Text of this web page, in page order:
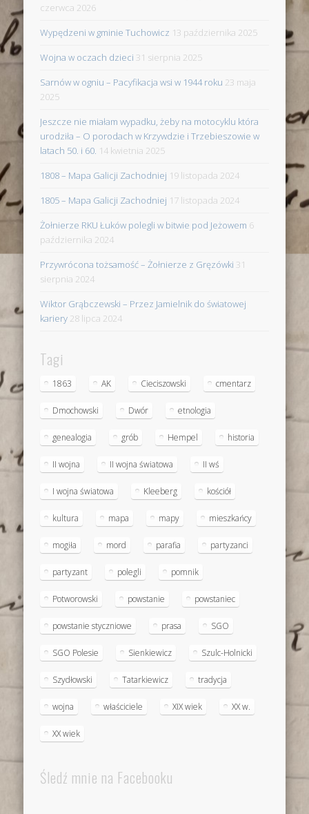
czerwca 2026
Wypędzeni w gminie Tuchowicz 13 października 2025
Wojna w oczach dzieci 31 sierpnia 2025
Sarnów w ogniu – Pacyfikacja wsi w 1944 roku 23 maja
2025
Jeszcze nie miałam wypadku, żeby na motocyklu która
urodziła – O porodach w Krzywdzie i Trzebieszowie w
latach 50. i 60. 14 kwietnia 2025
1808 – Mapa Galicji Zachodniej 19 listopada 2024
1805 – Mapa Galicji Zachodniej 17 listopada 2024
Żołnierze RKU Łuków polegli w bitwie pod Jeżowem 6
października 2024
Przywrócona tożsamość – Żołnierze z Gręzówki 31
sierpnia 2024
Wiktor Grąbczewski – Przez Jamielnik do światowej
kariery 28 lipca 2024
Tagi
1863 AK Cieciszowski cmentarz
Dmochowski Dwór etnologia
genealogia grób Hempel historia
II wojna II wojna światowa II wś
I wojna światowa Kleeberg kościół
kultura mapa mapy mieszkańcy
mogiła mord parafia partyzanci
partyzant polegli pomnik
Potworowski powstanie powstaniec
powstanie styczniowe prasa SGO
SGO Polesie Sienkiewicz Szulc-Holnicki
Szydłowski Tatarkiewicz tradycja
wojna właściciele XIX wiek XX w.
XX wiek
Śledź mnie na Facebooku